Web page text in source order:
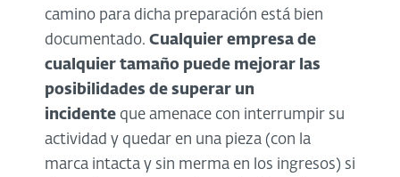
camino para dicha preparación está bien
documentado. Cualquier empresa de
cualquier tamaño puede mejorar las
posibilidades de superar un
incidente que amenace con interrumpir su
actividad y quedar en una pieza (con la
marca intacta y sin merma en los ingresos) si